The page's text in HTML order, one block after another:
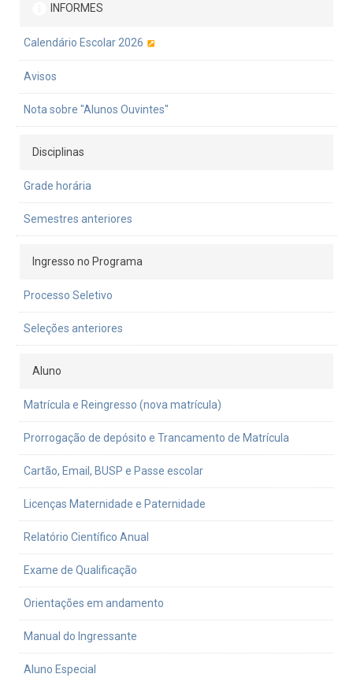
INFORMES
Calendário Escolar 2026
Avisos
Nota sobre "Alunos Ouvintes"
Disciplinas
Grade horária
Semestres anteriores
Ingresso no Programa
Processo Seletivo
Seleções anteriores
Aluno
Matrícula e Reingresso (nova matrícula)
Prorrogação de depósito e Trancamento de Matrícula
Cartão, Email, BUSP e Passe escolar
Licenças Maternidade e Paternidade
Relatório Científico Anual
Exame de Qualificação
Orientações em andamento
Manual do Ingressante
Aluno Especial